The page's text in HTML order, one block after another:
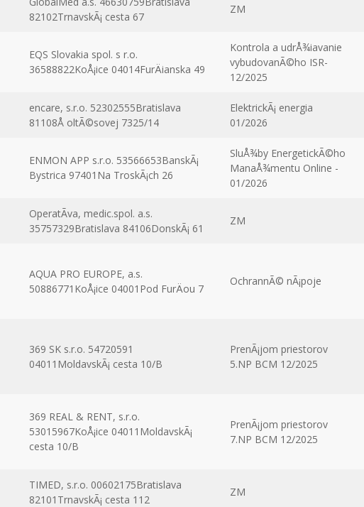
82102TrnavskÃ¡ cesta 67
ZM
EQS Slovakia spol. s r.o.
36588822KoÅ¡ice 04014FurÄianska 49
Kontrola a udrÅ¾iavanie
vybudovanÃ©ho ISR-
12/2025
encare, s.r.o. 52302555Bratislava
81108Å oltÃ©sovej 7325/14
ElektrickÃ¡ energia
01/2026
ENMON APP s.r.o. 53566653BanskÃ¡
Bystrica 97401Na TroskÃ¡ch 26
SluÅ¾by EnergetickÃ©ho
ManaÅ¾mentu Online -
01/2026
OperatÃ­va, medic.spol. a.s.
35757329Bratislava 84106DonskÃ¡ 61
ZM
AQUA PRO EUROPE, a.s.
50886771KoÅ¡ice 04001Pod FurÄou 7
OchrannÃ© nÃ¡poje
369 SK s.r.o. 54720591
04011MoldavskÃ¡ cesta 10/B
PrenÃ¡jom priestorov
5.NP BCM 12/2025
369 REAL & RENT, s.r.o.
53015967KoÅ¡ice 04011MoldavskÃ¡
cesta 10/B
PrenÃ¡jom priestorov
7.NP BCM 12/2025
TIMED, s.r.o. 00602175Bratislava
82101TrnavskÃ¡ cesta 112
ZM